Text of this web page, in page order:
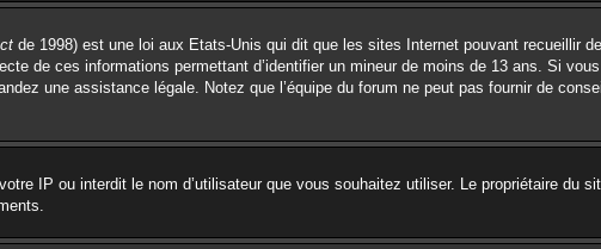
de 1998) est une loi aux Etats-Unis qui dit que les sites Internet pouvant recueillir
de ces informations permettant d’identifier un mineur de moins de 13 ans. Si
une assistance légale. Notez que l’équipe du forum ne peut pas fournir de
IP ou interdit le nom d’utilisateur que vous souhaitez utiliser. Le propriétaire du